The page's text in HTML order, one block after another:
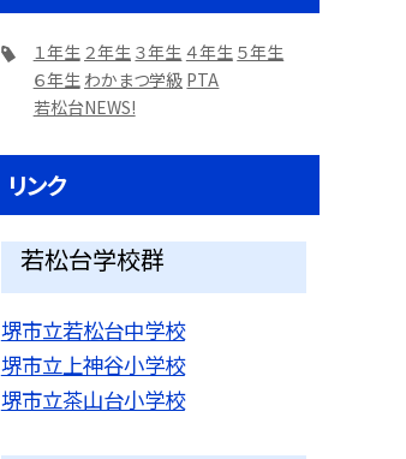
１年生 ２年生 ３年生 ４年生 ５年生
６年生 わかまつ学級 PTA
若松台NEWS!
リンク
若松台学校群
堺市立若松台中学校
堺市立上神谷小学校
堺市立茶山台小学校